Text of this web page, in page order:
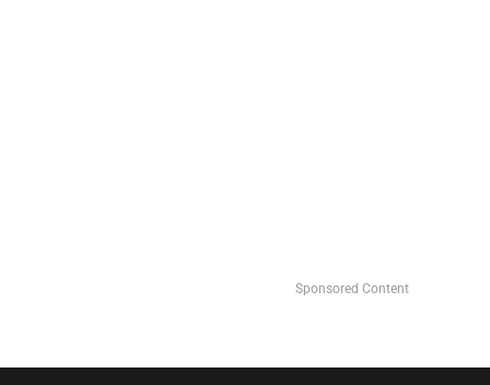
Sponsored Content